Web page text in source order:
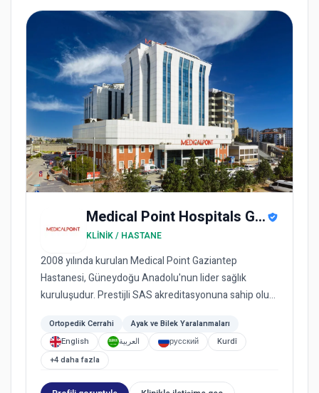
Medical Point Hospitals Group
KLINIK / HASTANE
2008 yılında kurulan Medical Point Gaziantep
Hastanesi, Güneydoğu Anadolu'nun lider sağlık
kuruluşudur. Prestijli SAS akreditasyonuna sahip olup,
Ortopedik Cerrahi
Ayak ve Bilek Yaralanmaları
English
العربية русский
Kurdî
+4 daha fazla